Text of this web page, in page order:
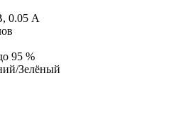
0.05 А
95 %
Зелёный